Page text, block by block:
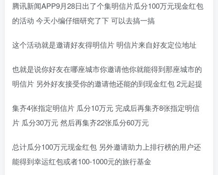
腾讯新闻APP9月28日出了个集明信片瓜分100万元现金红包
的活动 今天小编仔细研究了下 可以去搞一搞
这个活动就是邀请好友得明信片 明信片来自好友定位地址
也就是说你好友在哪座城市你邀请他你就能得到那座城市的
明信片 另外好友接受你的邀请他还能的到现金红包 2元起提
集齐4张指定明信片 瓜分10万元 完成后再集齐8张指定明信
片 瓜分30万元 然后再集齐22张瓜分60万元
总计瓜分100万元现金红包 另外邀请助力上排行榜的用户还
能得到幸运红包或者100-1000元的旅行基金